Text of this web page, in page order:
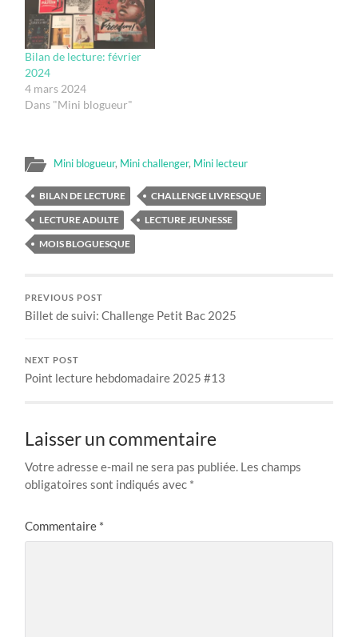
Bilan de lecture: février
2024
4 mars 2024
Dans "Mini blogueur"
Mini blogueur, Mini challenger, Mini lecteur
BILAN DE LECTURE
CHALLENGE LIVRESQUE
LECTURE ADULTE
LECTURE JEUNESSE
MOIS BLOGUESQUE
PREVIOUS POST
Billet de suivi: Challenge Petit Bac 2025
NEXT POST
Point lecture hebdomadaire 2025 #13
Laisser un commentaire
Votre adresse e-mail ne sera pas publiée. Les champs
obligatoires sont indiqués avec *
Commentaire *